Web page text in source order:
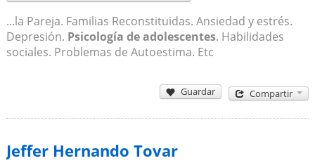
...la Pareja. Familias Reconstituidas. Ansiedad y estrés.
Depresión. Psicología de adolescentes. Habilidades
sociales. Problemas de Autoestima. Etc
Guardar Compartir
Jeffer Hernando Tovar